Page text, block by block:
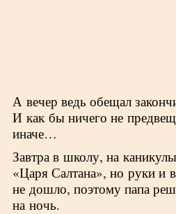
А вечер ведь обещал
И как бы ничего не
иначе…
Завтра в школу, на
«Царя Салтана», но руки и
не дошло, поэтому папа
на ночь.